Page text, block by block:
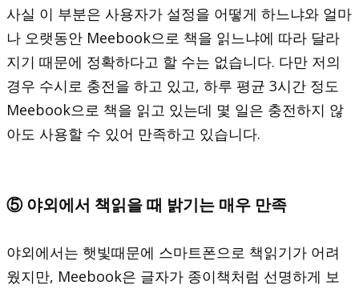
사실 이 부분은 사용자가 설정을 어떻게 하느냐와 얼마
나 오랫동안 Meebook으로 책을 읽느냐에 따라 달라
지기 때문에 정확하다고 할 수는 없습니다. 다만 저의
경우 수시로 충전을 하고 있고, 하루 평균 3시간 정도
Meebook으로 책을 읽고 있는데 몇 일은 충전하지 않
아도 사용할 수 있어 만족하고 있습니다.
⑤ 야외에서 책읽을 때 밝기는 매우 만족
야외에서는 햇빛때문에 스마트폰으로 책읽기가 어려
웠지만, Meebook은 글자가 종이책처럼 선명하게 보